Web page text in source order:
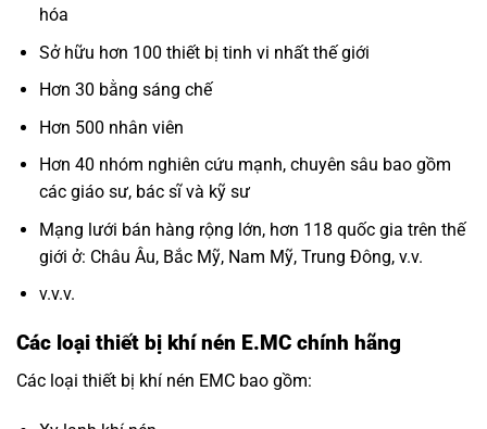
hóa
Sở hữu hơn 100 thiết bị tinh vi nhất thế giới
Hơn 30 bằng sáng chế
Hơn 500 nhân viên
Hơn 40 nhóm nghiên cứu mạnh, chuyên sâu bao gồm
các giáo sư, bác sĩ và kỹ sư
Mạng lưới bán hàng rộng lớn, hơn 118 quốc gia trên thế
giới ở: Châu Âu, Bắc Mỹ, Nam Mỹ, Trung Đông, v.v.
v.v.v.
Các loại thiết bị khí nén E.MC chính hãng
Các loại thiết bị khí nén EMC bao gồm: